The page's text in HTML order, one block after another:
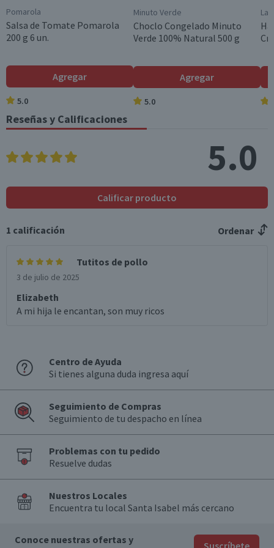
Hidratos de Carbon
o disponibles (g)
15,4 13,9
*Ingesta de referencia de un adulto promedio (8400 kj / 2000 kcal)
Pomarola
Salsa de Tomate Pomarola
200 g 6 un.
Agregar
5.0
Minuto Verde
Choclo Congelado Minuto
Verde 100% Natural 500 g
Agregar
5.0
La
Reseñas y Calificaciones
5.0
Calificar producto
1 calificación Ordenar
Tutitos de pollo
3 de julio de 2025
Elizabeth
A mi hija le encantan, son muy ricos
Centro de Ayuda
Si tienes alguna duda ingresa aquí
Seguimiento de Compras
Seguimiento de tu despacho en línea
Problemas con tu pedido
Resuelve dudas
Nuestros Locales
Encuentra tu local Santa Isabel más cercano
Conoce nuestras ofertas y
Suscríbete